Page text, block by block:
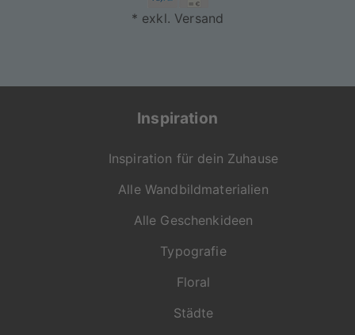
* exkl. Versand
Inspiration
Inspiration für dein Zuhause
Alle Wandbildmaterialien
Alle Geschenkideen
Typografie
Floral
Städte